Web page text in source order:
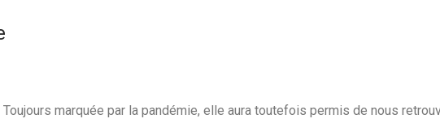
marquée par la pandémie, elle aura toutefois permis de nous